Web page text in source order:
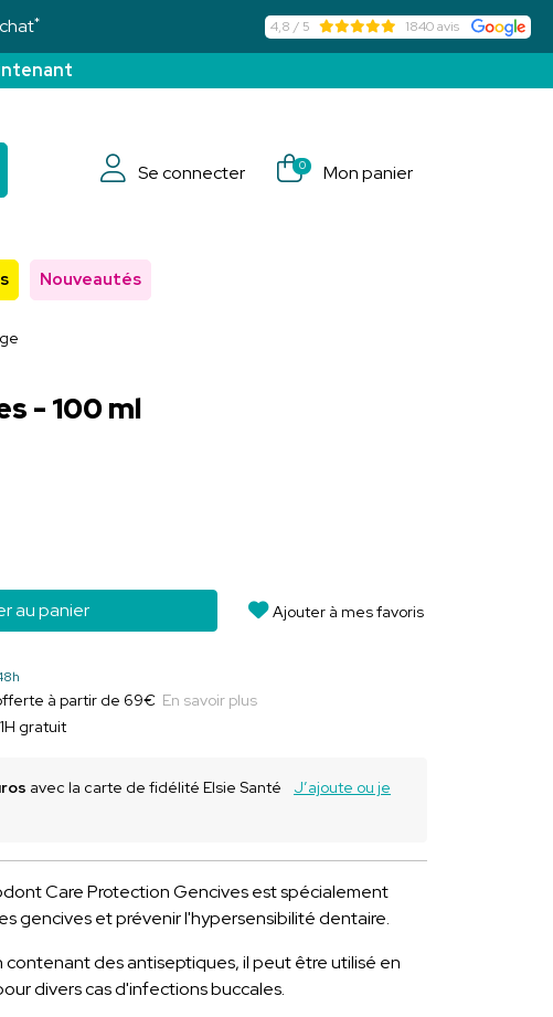
* 4,8 / 5 1840 avis
Se connecter
0 Mon panier
Nouveautés
- 100 ml
au panier Ajouter à mes favoris
à partir de 69€ En savoir plus
gratuit
avec la carte de fidélité Elsie Santé
J’ajoute ou je
Care Protection Gencives est spécialement
gencives et prévenir l'hypersensibilité dentaire.
contenant des antiseptiques, il peut être utilisé en
divers cas d'infections buccales.